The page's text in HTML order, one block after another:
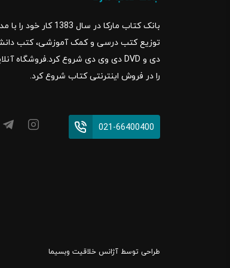
بانک کتاب مارکا در
را در فروش اینترنتی کتاب شروع کرد.
021-66400400
طراحی توسط آژانس خلاقیت وبسیما